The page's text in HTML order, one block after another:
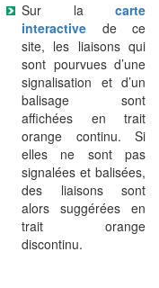
Sur la carte
interactive de ce
site, les liaisons qui
sont pourvues d’une
signalisation et d’un
balisage sont
affichées en trait
orange continu. Si
elles ne sont pas
signalées et balisées,
des liaisons sont
alors suggérées en
trait orange
discontinu.